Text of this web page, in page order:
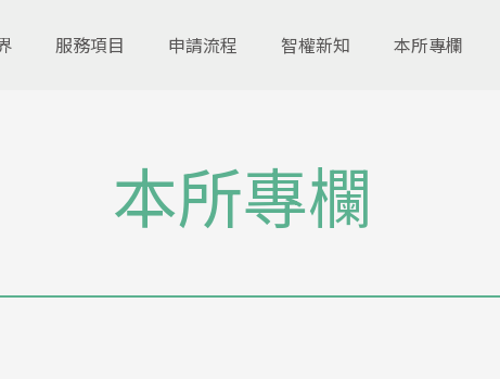
服務項目 申請流程 智權新知 本所專欄
本所專欄